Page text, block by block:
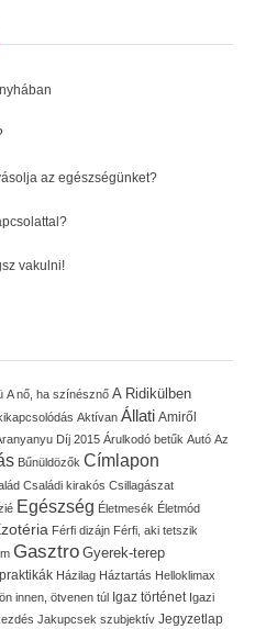
az egészségünket?
vakulni!
A nő, ha színésznő A Ridikülben
Aktívan Állati Amiről
Díj 2015 Árulkodó betűk Autó Az
Bűnüldözők Címlapon
Családi kirakós Csillagászat
Egészség Életmesék Életmód
Férfi dizájn Férfi, aki tetszik
Gasztro Gyerek-terep
Házilag Háztartás Helloklimax
innen, ötvenen túl Igaz történet Igazi
Jakupcsek szubjektív Jegyzetlap